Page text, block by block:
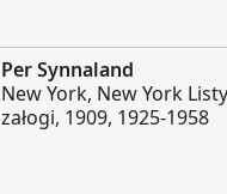
Per Synnaland
New York, New York
załogi, 1909, 1925-1958